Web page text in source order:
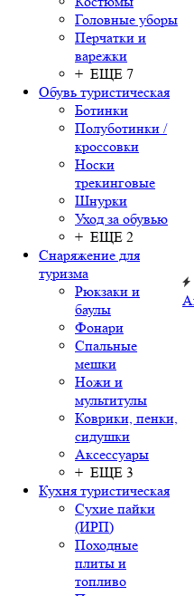
Головные уборы
Перчатки и
варежки
+ ЕЩЕ 7
Обувь туристическая
Ботинки
Полуботинки /
кроссовки
Носки
трекинговые
Шнурки
Уход за обувью
+ ЕЩЕ 2
Снаряжение для
туризма
Рюкзаки и
баулы
Фонари
Спальные
мешки
Ножи и
мультитулы
Коврики, пенки,
сидушки
Аксессуары
+ ЕЩЕ 3
Кухня туристическая
Сухие пайки
(ИРП)
Походные
плиты и
топливо